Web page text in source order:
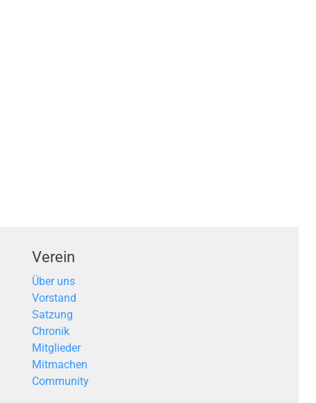
Verein
Über uns
Vorstand
Satzung
Chronik
Mitglieder
Mitmachen
Community